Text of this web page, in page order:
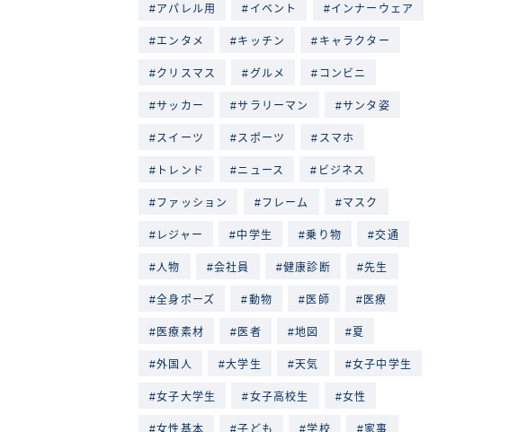
アパレル用 イベント インナーウェア
エンタメ キッチン キャラクター
クリスマス グルメ コンビニ
サッカー サラリーマン サンタ姿
スイーツ スポーツ スマホ
トレンド ニュース ビジネス
ファッション フレーム マスク
レジャー 中学生 乗り物 交通
人物 会社員 健康診断 先生
全身ポーズ 動物 医師 医療
医療素材 医者 地図 夏
外国人 大学生 天気 女子中学生
女子大学生 女子高校生 女性
女性基本 子ども 学校 家事